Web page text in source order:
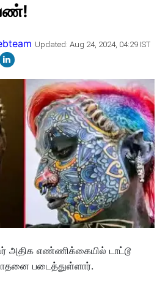
Updated: Aug 24, 2024, 04:29 IST
அதிக எண்ணிக்கையில் டாட்டூ
படைத்துள்ளார்.